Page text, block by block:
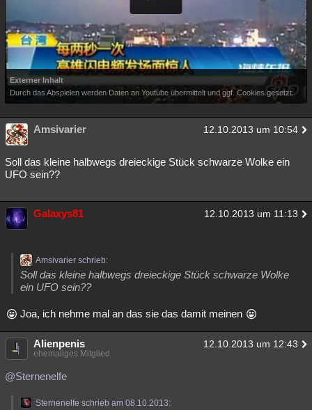
Externer Inhalt
Durch das Abspielen werden Daten an Youtube übermittelt und ggf. Cookies gesetzt.
Amsivarier 12.10.2013 um 10:54
Soll das kleine halbwegs dreieckige Stück schwarze Wolke ein
UFO sein??
Galaxys81 12.10.2013 um 11:13
Amsivarier schrieb:
Soll das kleine halbwegs dreieckige Stück schwarze Wolke
ein UFO sein??
Joa, ich nehme mal an das sie das damit meinen
Alienpenis 12.10.2013 um 12:43
ehemaliges Mitglied
@Sternenelfe
Sternenelfe schrieb am 08.10.2013: